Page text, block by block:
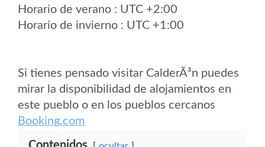
Horario de verano : UTC +2:00
Horario de invierno : UTC +1:00
Si tienes pensado visitar CalderÃ³n puedes
mirar la disponibilidad de alojamientos en
este pueblo o en los pueblos cercanos
Booking.com